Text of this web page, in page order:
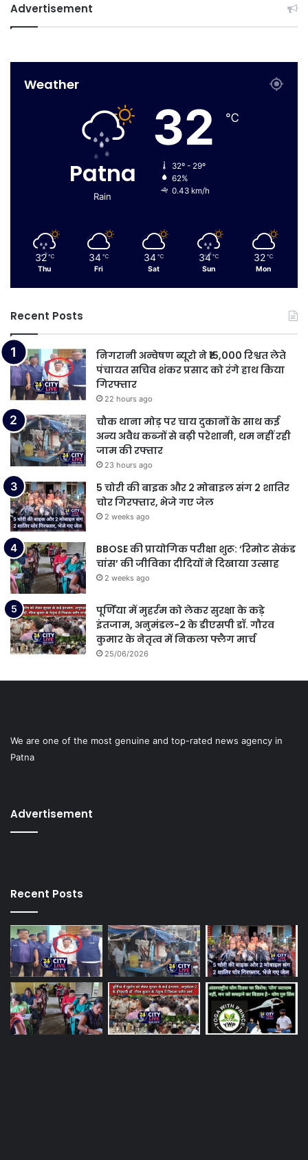
Advertisement
Weather
Patna
Rain
32 ℃
32º - 29º
62%
0.43 km/h
32 ℃
Thu
34 ℃
Fri
34 ℃
Sat
34 ℃
Sun
32 ℃
Mon
Recent Posts
निगरानी अन्वेषण ब्यूरो ने ₹15,000 रिश्वत लेते
पंचायत सचिव शंकर प्रसाद को रंगे हाथ किया
गिरफ्तार
22 hours ago
चौक थाना मोड़ पर चाय दुकानों के साथ कई
अन्य अवैध कब्जों से बढ़ी परेशानी, थम नहीं रही
जाम की रफ्तार
23 hours ago
5 चोरी की बाइक और 2 मोबाइल संग 2 शातिर
चोर गिरफ्तार, भेजे गए जेल
2 weeks ago
BBOSE की प्रायोगिक परीक्षा शुरू: ‘रिमोट सेकंड
चांस’ की जीविका दीदियों ने दिखाया उत्साह
2 weeks ago
पूर्णिया में मुहर्रम को लेकर सुरक्षा के कड़े
इंतजाम, अनुमंडल-2 के डीएसपी डॉ. गौरव
कुमार के नेतृत्व में निकला फ्लैग मार्च
25/06/2026
We are one of the most genuine and top-rated news agency in
Patna
Advertisement
Recent Posts